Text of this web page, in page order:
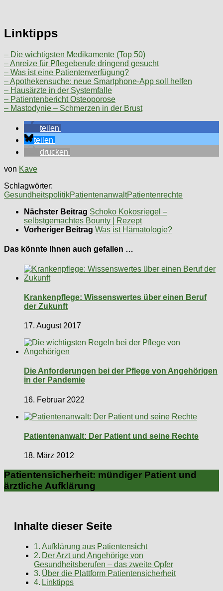
Linktipps
– Die wichtigsten Medikamente (Top 50)
– Anreize für Pflegeberufe dringend gesucht
– Was ist eine Patientenverfügung?
– Apothekensuche: neue Smartphone-App soll helfen
– Hausärzte in der Systemfalle
– Patientenbericht Osteoporose
– Mastodynie – Schmerzen in der Brust
teilen
teilen
drucken
von Kave
Schlagwörter:
GesundheitspolitikPatientenanwaltPatientenrechte
Nächster Beitrag Schoko Kokosriegel –
selbstgemachtes Bounty | Rezept
Vorheriger Beitrag Was ist Hämatologie?
Das könnte Ihnen auch gefallen …
Krankenpflege: Wissenswertes über einen Beruf
der Zukunft
17. August 2017
Die Anforderungen bei der Pflege von Angehörigen
in der Pandemie
16. Februar 2022
Patientenanwalt: Der Patient und seine Rechte
18. März 2012
Patientensicherheit: mündiger Patient und
ärztliche Aufklärung
Inhalte dieser Seite
Aufklärung aus Patientensicht
Der Arzt und Angehörige von
Gesundheitsberufen – das zweite Opfer
Über die Plattform Patientensicherheit
Linktipps